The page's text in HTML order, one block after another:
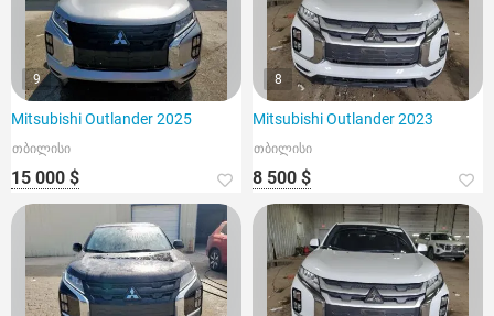
9
Mitsubishi Outlander 2025
თბილისი
15 000 $
8
Mitsubishi Outlander 2023
თბილისი
8 500 $